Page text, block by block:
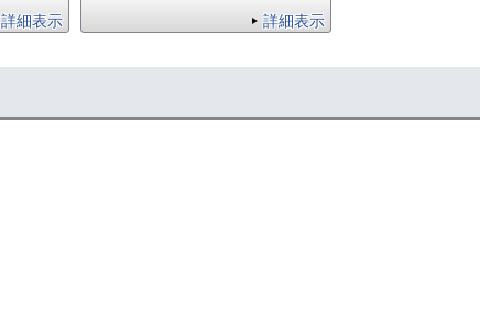
詳細表示 詳細表示